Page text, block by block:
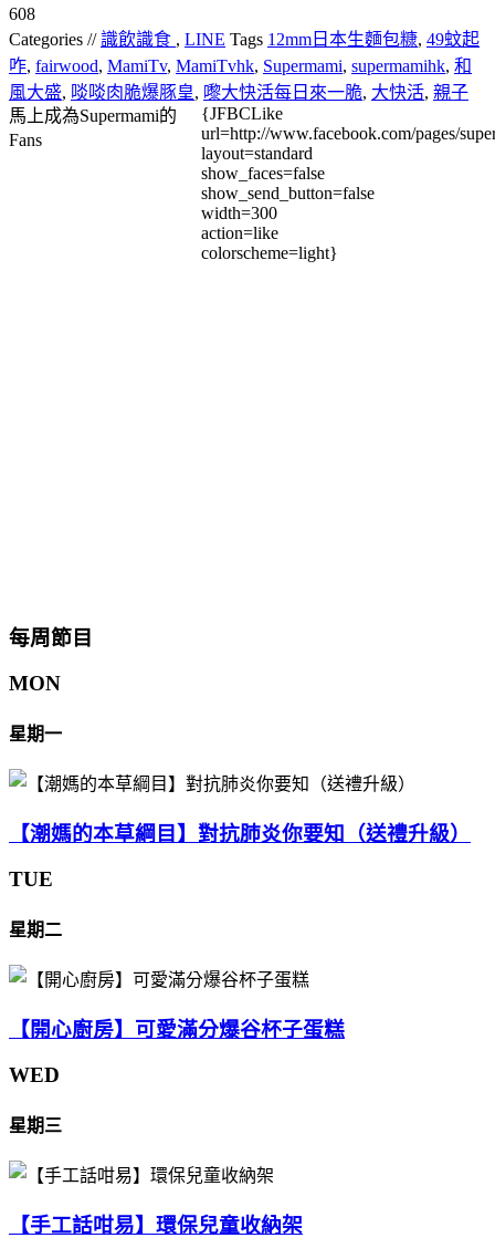
608
Categories //識飲識食 , LINE Tags 12mm日本生麵包糠, 49蚊起
咋, fairwood, MamiTv, MamiTvhk, Supermami, supermamihk, 和
風大盛, 啖啖肉脆爆豚皇, 嚟大快活每日來一脆, 大快活, 親子
馬上成為Supermami的
Fans
{JFBCLike
url=http://www.facebook.com/pages/
layout=standard
show_faces=false
show_send_button=false
width=300
action=like
colorscheme=light}
每周節目
MON
星期一
【潮媽的本草綱目】對抗肺炎你要知（送禮升級）
TUE
星期二
【開心廚房】可愛滿分爆谷杯子蛋糕
WED
星期三
【手工話咁易】環保兒童收納架